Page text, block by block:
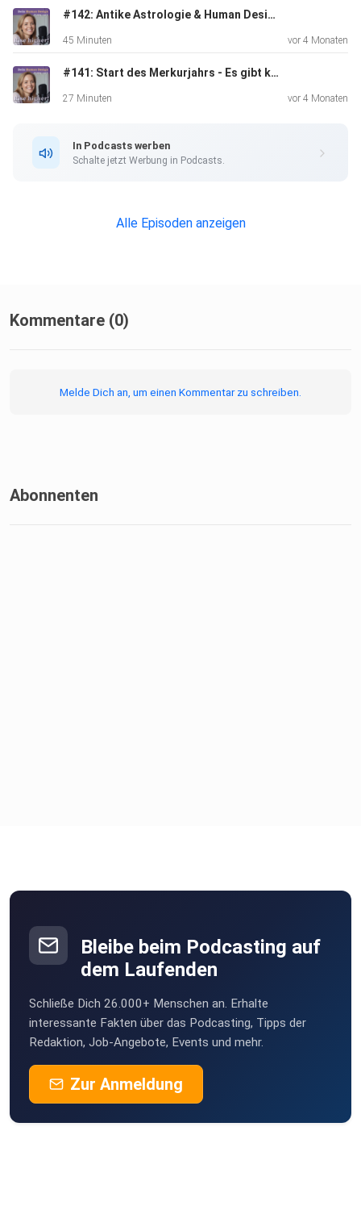
https://transformationsreise.com/free-masterclass/
Namasté & Love,
#142: Antike Astrologie & Human Design - Gespräch mit Carina Harsch
45 Minuten vor 4 Monaten
#141: Start des Merkurjahrs - Es gibt kein zurück mehr!
27 Minuten vor 4 Monaten
In Podcasts werben
Schalte jetzt Werbung in Podcasts.
Alle Episoden anzeigen
Kommentare (0)
Melde Dich an, um einen Kommentar zu schreiben.
Abonnenten
Bleibe beim Podcasting auf
dem Laufenden
Schließe Dich 26.000+ Menschen an. Erhalte
interessante Fakten über das Podcasting, Tipps der
Redaktion, Job-Angebote, Events und mehr.
Zur Anmeldung